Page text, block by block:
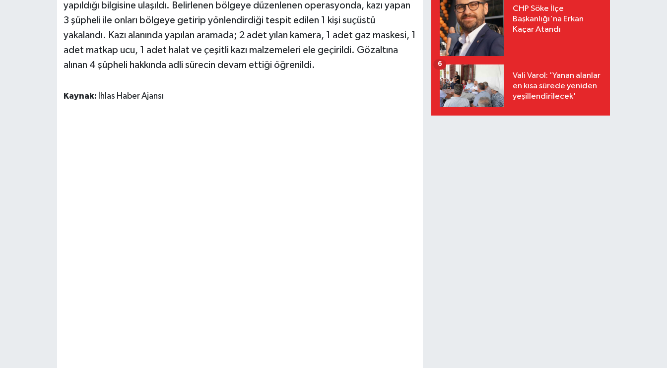
yapıldığı bilgisine ulaşıldı. Belirlenen bölgeye düzenlenen operasyonda, kazı yapan
3 şüpheli ile onları bölgeye getirip yönlendirdiği tespit edilen 1 kişi suçüstü
yakalandı. Kazı alanında yapılan aramada; 2 adet yılan kamera, 1 adet gaz maskesi, 1
adet matkap ucu, 1 adet halat ve çeşitli kazı malzemeleri ele geçirildi. Gözaltına
alınan 4 şüpheli hakkında adli sürecin devam ettiği öğrenildi.
Kaynak: İhlas Haber Ajansı
CHP Söke İlçe
Başkanlığı'na Erkan
Kaçar Atandı
Vali Varol: 'Yanan alanlar
en kısa sürede yeniden
yeşillendirilecek'
6